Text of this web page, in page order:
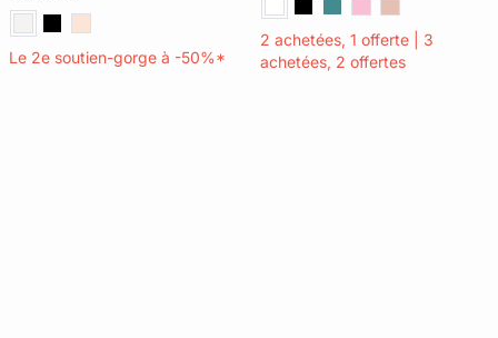
Le 2e soutien-gorge à -50%*
2 achetées, 1 offerte | 3
achetées, 2 offertes